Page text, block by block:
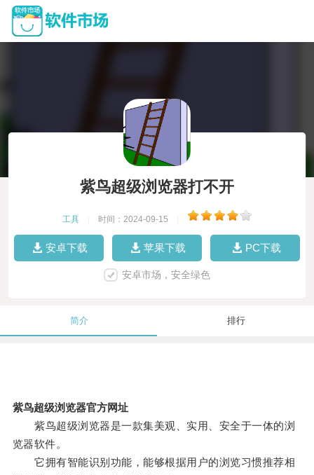
紫鸟超级浏览器打不开
工具 时间：2024-09-15
安卓下载 苹果下载 PC下载
安卓市场，安全绿色
简介 排行
紫鸟超级浏览器官方网址
紫鸟超级浏览器是一款集美观、实用、安全于一体的浏
览器软件。
它拥有智能识别功能，能够根据用户的浏览习惯推荐相